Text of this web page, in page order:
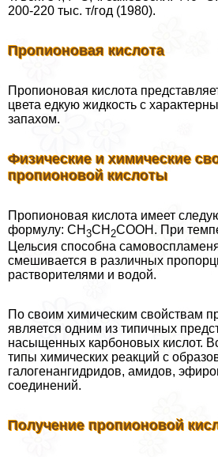
200-220 тыс. т/год (1980).
Пропионовая кислота
Пропионовая кислота
цвета едкую жидкость с
запахом.
Физические и химические
пропионовой кислоты
Пропионовая кислота имеет
формулу: СН 3СН 2СООН. При
Цельсия способна
смешивается в различных
растворителями и водой.
По своим химическим свойствам
является одним из типичных
насыщенных карбоновых кислот.
типы химических реакций с
галогенангидридов, амидов,
соединений.
Получение пропионовой